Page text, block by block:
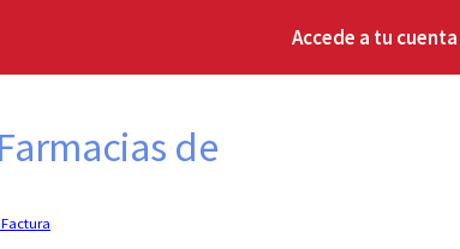
Accede a tu cuenta
de